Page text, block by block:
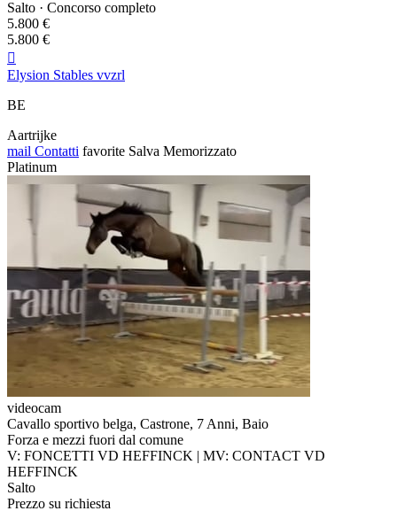
Salto · Concorso completo
5.800 €
5.800 €

Elysion Stables vvzrl
BE
Aartrijke
mail Contatti favorite Salva Memorizzato
Platinum
videocam
Cavallo sportivo belga, Castrone, 7 Anni, Baio
Forza e mezzi fuori dal comune
V: FONCETTI VD HEFFINCK | MV: CONTACT VD
HEFFINCK
Salto
Prezzo su richiesta